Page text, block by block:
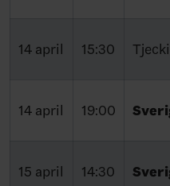
14 april 15:30
14 april 19:00
15 april 14:30